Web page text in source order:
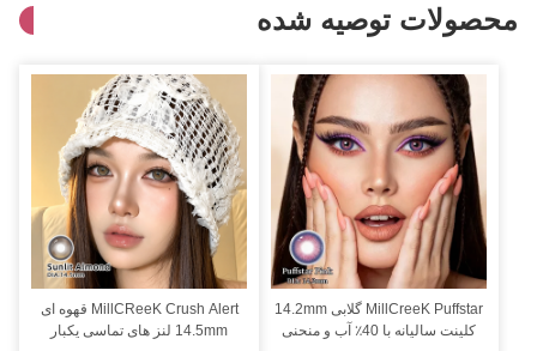
محصولات توصیه شده
MillCreeK Puffstar گلابی 14.2mm
کلینت سالیانه با 40٪ آب و منحنی
MillCReeK Crush Alert قهوه ای
14.5mm لنز های تماسی یکبار